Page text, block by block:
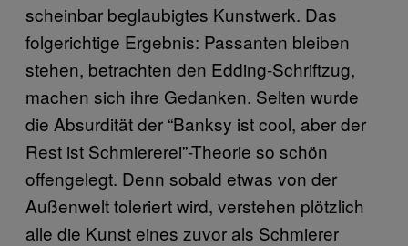
scheinbar beglaubigtes Kunstwerk. Das
folgerichtige Ergebnis: Passanten bleiben
stehen, betrachten den Edding-Schriftzug,
machen sich ihre Gedanken. Selten wurde
die Absurdität der “Banksy ist cool, aber der
Rest ist Schmiererei”-Theorie so schön
offengelegt. Denn sobald etwas von der
Außenwelt toleriert wird, verstehen plötzlich
alle die Kunst eines zuvor als Schmierer